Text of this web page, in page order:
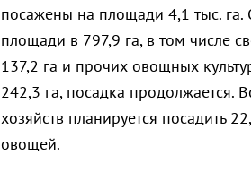
посажены на площади 4,1 тыс. га.
площади в 797,9 га, в том числе
137,2 га и прочих овощных
242,3 га, посадка продолжается.
хозяйств планируется посадить
овощей.